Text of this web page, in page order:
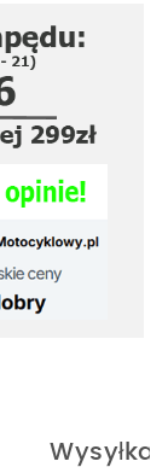
Wysyłka